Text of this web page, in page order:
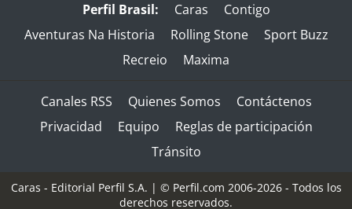
Perfil Brasil: Caras
Contigo
Aventuras Na Historia
Rolling Stone
Sport Buzz
Recreio
Maxima
Canales RSS Quienes Somos
Contáctenos
Privacidad
Equipo
Reglas de participación
Tránsito
Caras - Editorial Perfil S.A. | © Perfil.com 2006-2026 - Todos los
derechos reservados.